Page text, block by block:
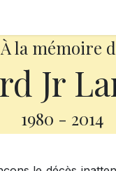
À la mémoire
Jr
1980 - 2014